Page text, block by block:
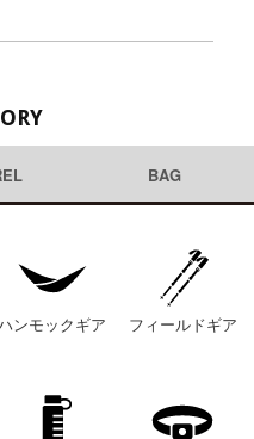
BAG
ンモックギア フィールドギア